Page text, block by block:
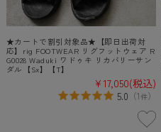
★カートで割引対象品★【即日出荷対
応】rig FOOTWEAR リグフットウェア R
G0028 Waduki ワドゥキ リカバリーサン
ダル【Sx】【T】
¥17,050(税込)
5.0 （1件）